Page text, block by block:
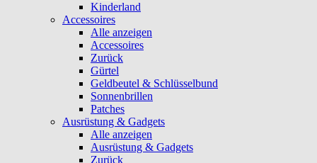
Kinderland
Accessoires
Alle anzeigen
Accessoires
Zurück
Gürtel
Geldbeutel & Schlüsselbund
Sonnenbrillen
Patches
Ausrüstung & Gadgets
Alle anzeigen
Ausrüstung & Gadgets
Zurück